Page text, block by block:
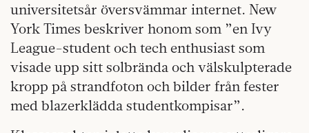
universitetsår översvämmar internet. New
York Times beskriver honom som ”en Ivy
League-student och tech enthusiast som
visade upp sitt solbrända och välskulpterade
kropp på strandfoton och bilder från fester
med blazerklädda studentkompisar”.